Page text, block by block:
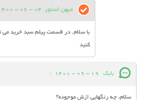
میهن استور 04 - 06 - 1400
با سلام. در قسمت پیلم سبد خرید می
کنید
بابک 19 - 09 - 1400
:
سلام، چه رنگهایی ازش موجوده؟